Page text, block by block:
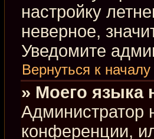
настройку
неверное,
Уведомите
Вернуться к началу
» Моего языка
Администратор
конференции,